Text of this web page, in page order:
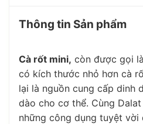
Thông tin Sản phẩm
Cà rốt mini, còn được gọi là
có kích thước nhỏ hơn cà
lại là nguồn cung cấp dinh
dào cho cơ thể. Cùng
những công dụng tuyệt vời